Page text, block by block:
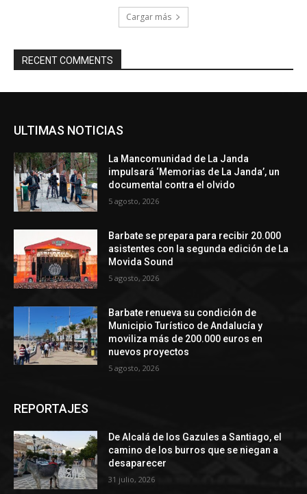
Cargar más
RECENT COMMENTS
ULTIMAS NOTICIAS
La Mancomunidad de La Janda
impulsará ‘Memorias de La Janda’, un
documental contra el olvido
5 agosto, 2026
Barbate se prepara para recibir 20.000
asistentes con la segunda edición de La
Movida Sound
5 agosto, 2026
Barbate renueva su condición de
Municipio Turístico de Andalucía y
moviliza más de 200.000 euros en
nuevos proyectos
5 agosto, 2026
REPORTAJES
De Alcalá de los Gazules a Santiago, el
camino de los burros que se niegan a
desaparecer
31 julio, 2026